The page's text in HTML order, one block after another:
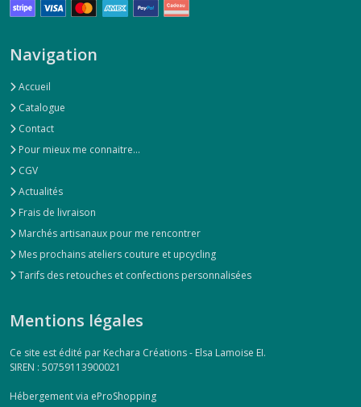
Navigation
Accueil
Catalogue
Contact
Pour mieux me connaitre...
CGV
Actualités
Frais de livraison
Marchés artisanaux pour me rencontrer
Mes prochains ateliers couture et upcycling
Tarifs des retouches et confections personnalisées
Mentions légales
Ce site est édité par Kechara Créations - Elsa Lamoise EI.
SIREN : 50759113900021
Hébergement via eProShopping